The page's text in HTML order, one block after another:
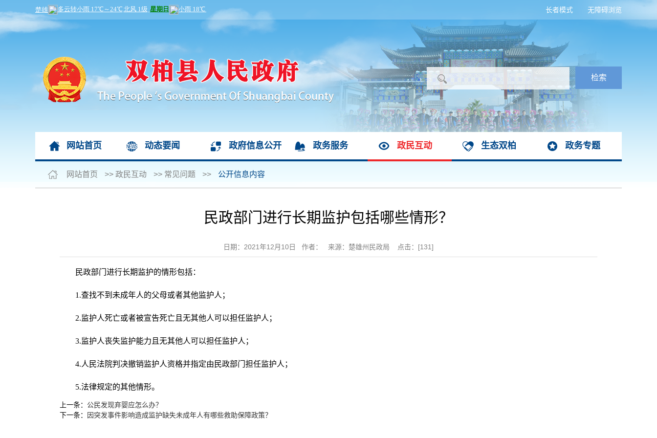
无障碍浏览
长者模式
网站首页 动态要闻 政府信息公开 政务服务 政民互动 生态双柏 政务专题
网站首页 >> 政民互动 >> 常见问题 >> 公开信息内容
民政部门进行长期监护包括哪些情形？
日期：2021年12月10日 作者： 来源：楚雄州民政局 点击：[131]
民政部门进行长期监护的情形包括：
1.查找不到未成年人的父母或者其他监护人；
2.监护人死亡或者被宣告死亡且无其他人可以担任监护人；
3.监护人丧失监护能力且无其他人可以担任监护人；
4.人民法院判决撤销监护人资格并指定由民政部门担任监护人；
5.法律规定的其他情形。
上一条： 公民发现弃婴应怎么办？
下一条：
因突发事件影响造成监护缺失未成年人有哪些救助保障政策？